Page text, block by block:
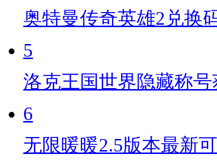
奥特曼传奇英雄2兑换
5
洛克王国世界隐藏称
6
无限暖暖2.5版本最新